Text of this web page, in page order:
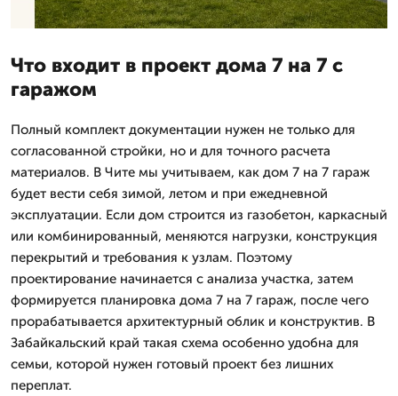
Что входит в проект дома 7 на 7 с
гаражом
Полный комплект документации нужен не только для
согласованной стройки, но и для точного расчета
материалов. В Чите мы учитываем, как дом 7 на 7 гараж
будет вести себя зимой, летом и при ежедневной
эксплуатации. Если дом строится из газобетон, каркасный
или комбинированный, меняются нагрузки, конструкция
перекрытий и требования к узлам. Поэтому
проектирование начинается с анализа участка, затем
формируется планировка дома 7 на 7 гараж, после чего
прорабатывается архитектурный облик и конструктив. В
Забайкальский край такая схема особенно удобна для
семьи, которой нужен готовый проект без лишних
переплат.